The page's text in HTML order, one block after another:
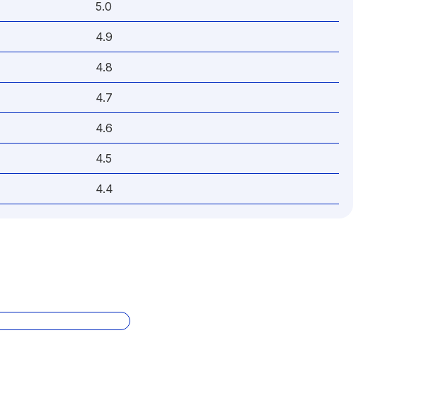
5.0
4.9
4.8
4.7
4.6
4.5
4.4